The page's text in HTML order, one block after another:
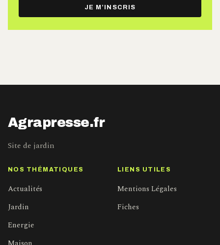
mail
JE M’INSCRIS
Agrapresse.fr
Site de jardin
NOS THÉMATIQUES
Actualités
Jardin
Energie
LIENS UTILES
Mentions Légales
Fiches